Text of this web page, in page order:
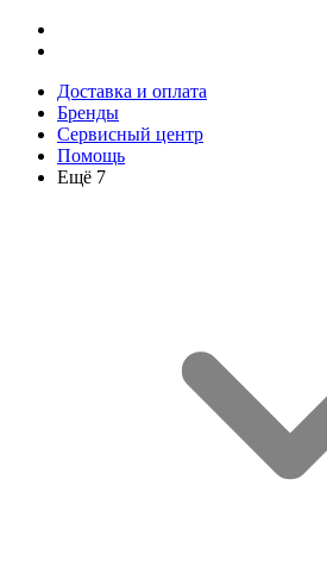
Доставка и оплата
Бренды
Сервисный центр
Помощь
Ещё 7